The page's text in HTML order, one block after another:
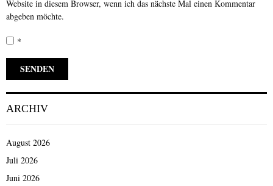
Website in diesem Browser, wenn ich das nächste Mal einen Kommentar
abgeben möchte.
*
ARCHIV
August 2026
Juli 2026
Juni 2026